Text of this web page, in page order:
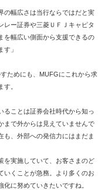
の幅広さは当行ならではだと実
レー証券や三菱ＵＦＪキャピタ
を幅広い側面から支援できるの
」
ためにも、MUFGにこれから求
。
ることは証券会社時代から知っ
まで外からは見えていませんで
も、外部への発信力にはまだま
を実施していて、お客さまのど
いくことが急務。より多くのお
に努めていきたいですね。